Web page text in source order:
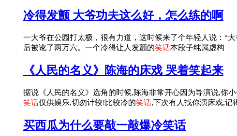
冷得发颤 大爷功夫这么好，怎么练的啊
一大爷在公园打太极，很有力道，这时候来了个年轻人说：“
后被讹了两万六。一个冷得让人发颤的笑话本段子纯属虚构
《人民的名义》陈海的床戏 哭着笑起来
据说《人民的名义》选角的时候,陈海非常开心因为导演说,你
笑话仅供娱乐,切勿计较!比较冷的笑话,下次有人找你演床戏,记
买西瓜为什么要敲一敲爆冷笑话